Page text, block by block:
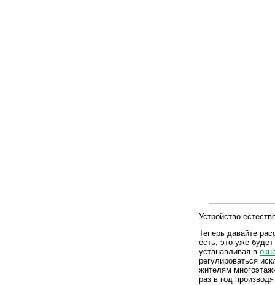
Устройство
Теперь давайте
есть, это уже
устанавливая в
регулироваться
жителям
раз в год